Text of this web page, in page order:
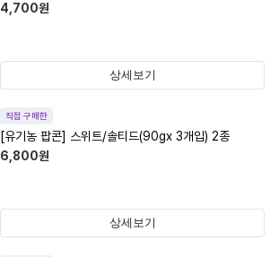
4,700원
상세보기
직접 구매한
[유기농 팝콘] 스위트/솔티드(90gx 3개입) 2종
6,800원
상세보기